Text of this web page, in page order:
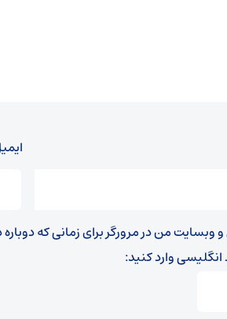
و وبسایت من در مرورگر برای زمانی که
انگلیسی وارد کنید: